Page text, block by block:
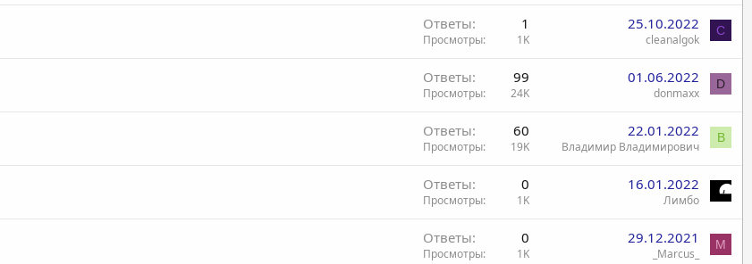
Ответы 1
Просмотры 1K
25.10.2022
cleanalgok
C
Ответы 99
Просмотры 24K
01.06.2022
donmaxx
D
Ответы 60
Просмотры 19K
22.01.2022
Владимир Владимирович
В
Ответы 0
Просмотры 1K
16.01.2022
Лимбо
Ответы 0
Просмотры 1K
29.12.2021
_Marcus_
M